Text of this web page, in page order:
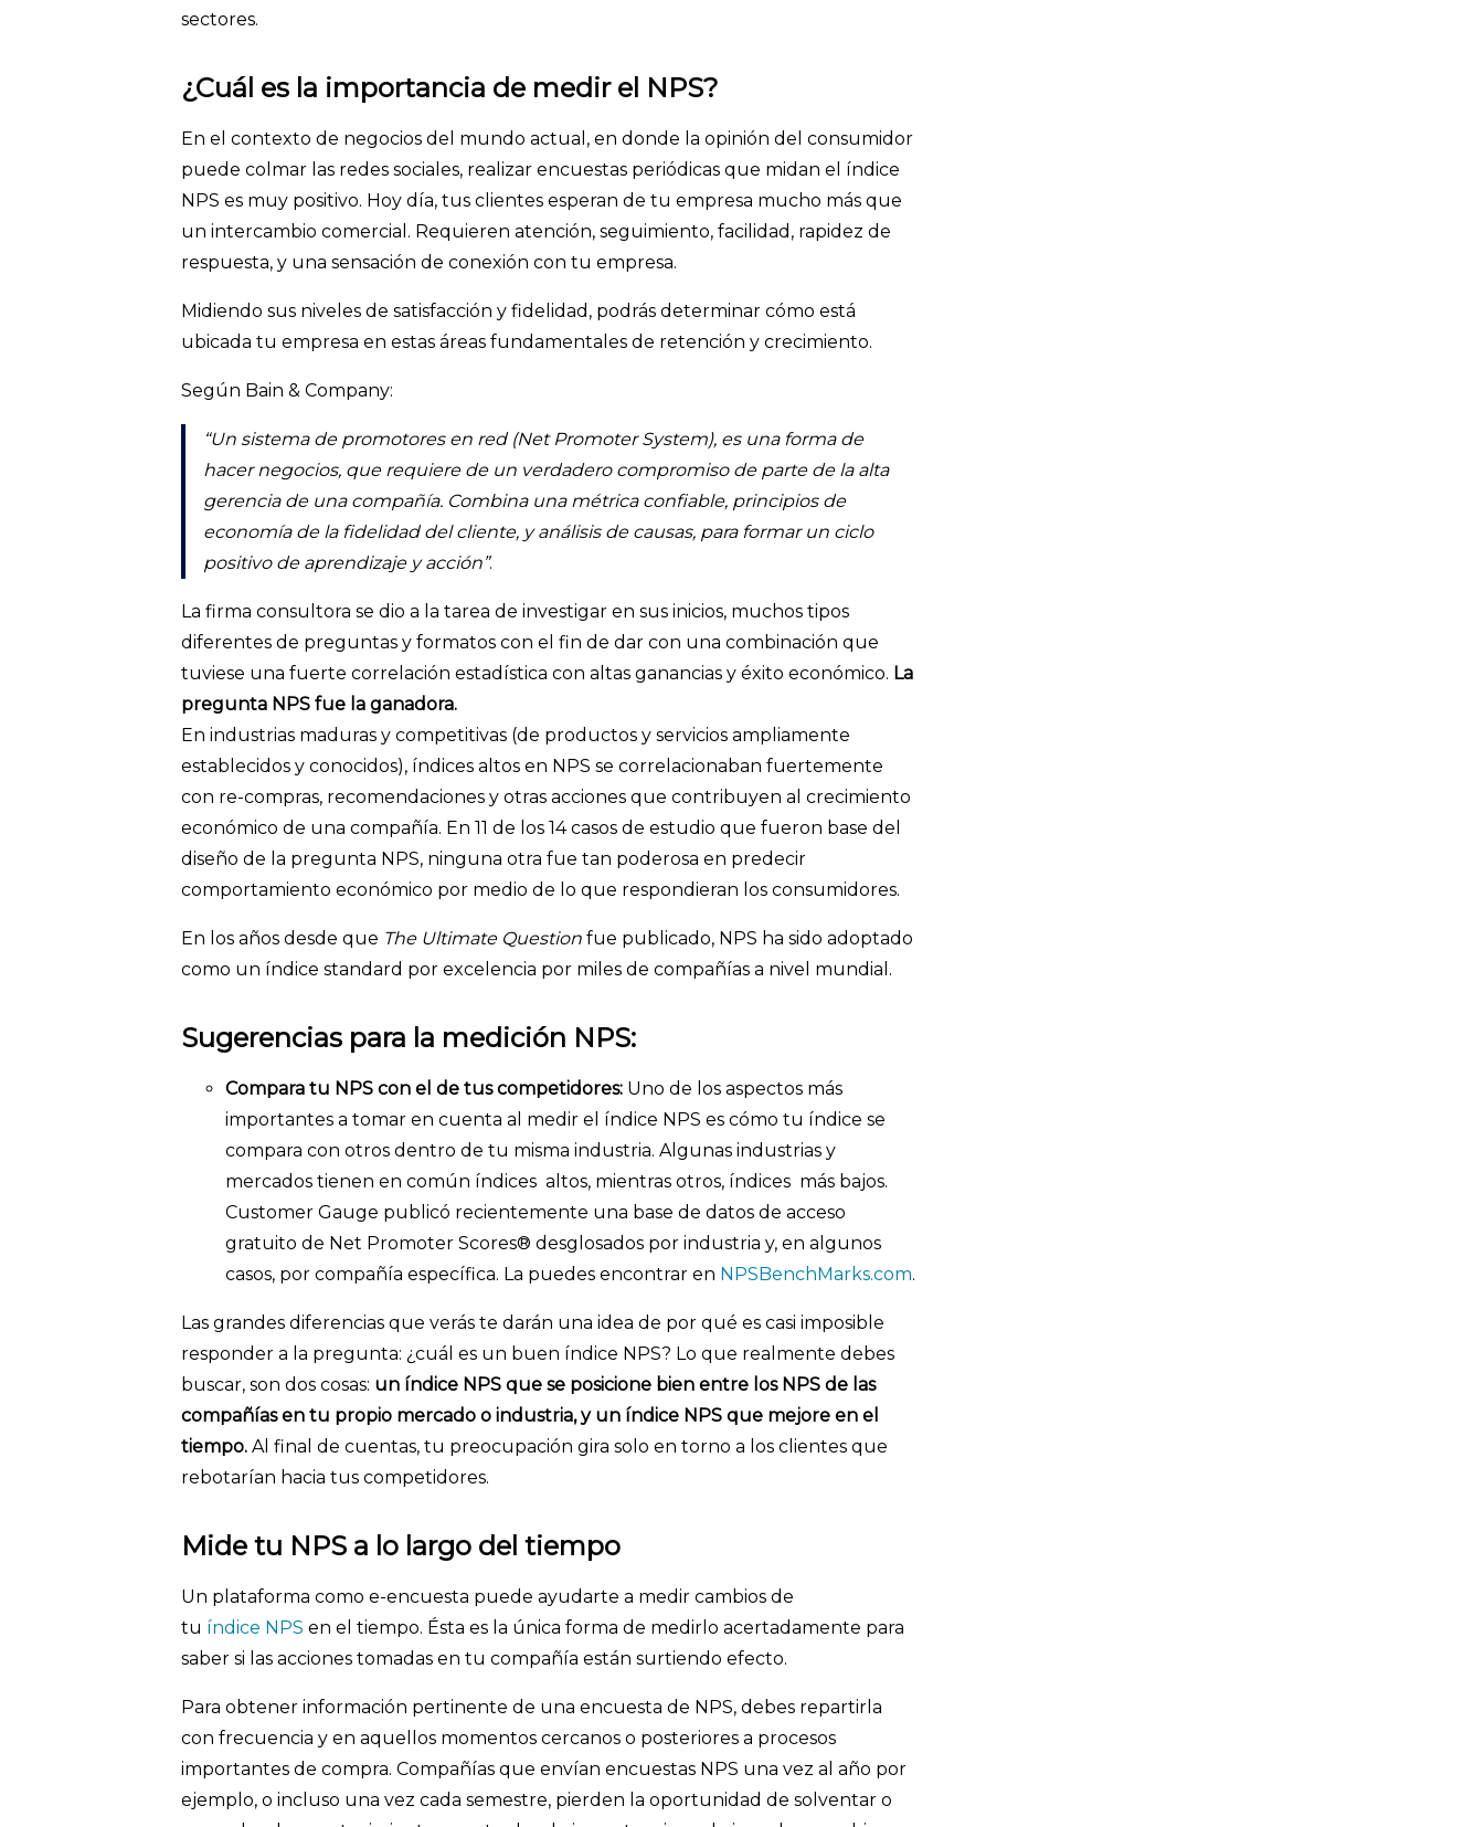
sectores.
¿Cuál es la importancia de medir el NPS?
En el contexto de negocios del mundo actual, en donde la opinión del consumidor
puede colmar las redes sociales, realizar encuestas periódicas que midan el índice
NPS es muy positivo. Hoy día, tus clientes esperan de tu empresa mucho más que
un intercambio comercial. Requieren atención, seguimiento, facilidad, rapidez de
respuesta, y una sensación de conexión con tu empresa.
Midiendo sus niveles de satisfacción y fidelidad, podrás determinar cómo está
ubicada tu empresa en estas áreas fundamentales de retención y crecimiento.
Según Bain & Company:
“Un sistema de promotores en red (Net Promoter System), es una forma de
hacer negocios, que requiere de un verdadero compromiso de parte de la alta
gerencia de una compañía. Combina una métrica confiable, principios de
economía de la fidelidad del cliente, y análisis de causas, para formar un ciclo
positivo de aprendizaje y acción”.
La firma consultora se dio a la tarea de investigar en sus inicios, muchos tipos
diferentes de preguntas y formatos con el fin de dar con una combinación que
tuviese una fuerte correlación estadística con altas ganancias y éxito económico. La
pregunta NPS fue la ganadora.
En industrias maduras y competitivas (de productos y servicios ampliamente
establecidos y conocidos), índices altos en NPS se correlacionaban fuertemente
con re-compras, recomendaciones y otras acciones que contribuyen al crecimiento
económico de una compañía. En 11 de los 14 casos de estudio que fueron base del
diseño de la pregunta NPS, ninguna otra fue tan poderosa en predecir
comportamiento económico por medio de lo que respondieran los consumidores.
En los años desde que The Ultimate Question fue publicado, NPS ha sido adoptado
como un índice standard por excelencia por miles de compañías a nivel mundial.
Sugerencias para la medición NPS:
Compara tu NPS con el de tus competidores: Uno de los aspectos más
importantes a tomar en cuenta al medir el índice NPS es cómo tu índice se
compara con otros dentro de tu misma industria. Algunas industrias y
mercados tienen en común índices altos, mientras otros, índices más bajos.
Customer Gauge publicó recientemente una base de datos de acceso
gratuito de Net Promoter Scores® desglosados por industria y, en algunos
casos, por compañía específica. La puedes encontrar en NPSBenchMarks.com.
Las grandes diferencias que verás te darán una idea de por qué es casi imposible
responder a la pregunta: ¿cuál es un buen índice NPS? Lo que realmente debes
buscar, son dos cosas: un índice NPS que se posicione bien entre los NPS de las
compañías en tu propio mercado o industria, y un índice NPS que mejore en el
tiempo. Al final de cuentas, tu preocupación gira solo en torno a los clientes que
rebotarían hacia tus competidores.
Mide tu NPS a lo largo del tiempo
Un plataforma como e-encuesta puede ayudarte a medir cambios de
tu índice NPS en el tiempo. Ésta es la única forma de medirlo acertadamente para
saber si las acciones tomadas en tu compañía están surtiendo efecto.
Para obtener información pertinente de una encuesta de NPS, debes repartirla
con frecuencia y en aquellos momentos cercanos o posteriores a procesos
importantes de compra. Compañías que envían encuestas NPS una vez al año por
ejemplo, o incluso una vez cada semestre, pierden la oportunidad de solventar o